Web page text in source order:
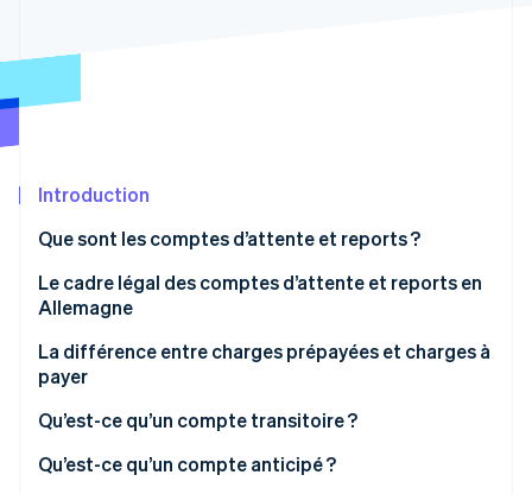
Radar
Atlas
Élimination du carbone
Vérification de l'identité
Stripe Sessions 2026
Regarder la vidéo
Introduction
Que sont les comptes d’attente et reports ?
Quand les entreprises allemandes doivent-elles
comptabiliser les comptes d’attente et reports ?
Principales distinctions en comptabilité d’exercice
Le cadre légal des comptes d’attente et reports en
Allemagne
La différence entre charges prépayées et charges à
payer
Charges prépayées (actifs)
Revenus différés (passifs)
Qu’est-ce qu’un compte transitoire ?
Exemple d’exercice transitoire
Qu’est-ce qu’un compte anticipé ?